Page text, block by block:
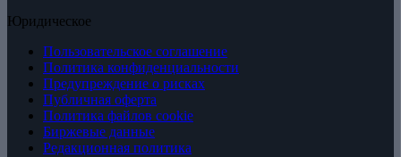
Юридическое
Пользовательское соглашение
Политика конфиденциальности
Предупреждение о рисках
Публичная оферта
Политика файлов cookie
Биржевые данные
Редакционная политика